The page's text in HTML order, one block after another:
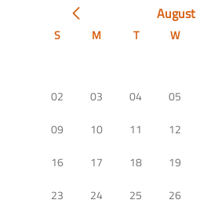
August
S M T W
02
03 04 05
09
10 11 12
16
17 18 19
23
24 25 26